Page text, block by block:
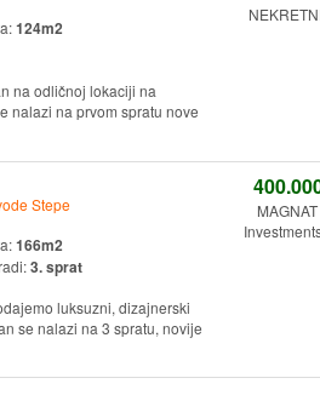
124m2
na odličnoj lokaciji na
nalazi na prvom spratu nove
Stepe
166m2
3. sprat
luksuzni, dizajnerski
se nalazi na 3 spratu, novije